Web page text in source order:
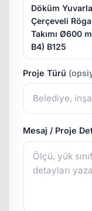
Döküm
Çerçeveli
Takımı Ø600
B4) B125
Proje Türü
Mesaj / Proje